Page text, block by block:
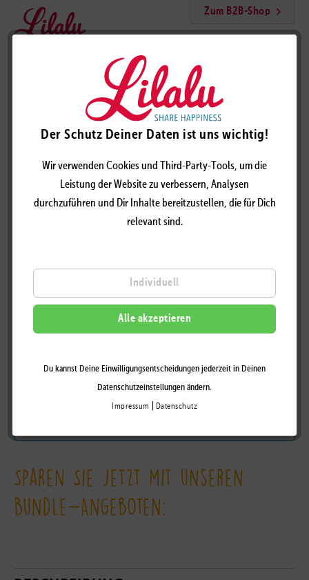
Zum B2B-Shop
Der Schutz Deiner Daten ist uns wichtig!
Wir verwenden Cookies und Third-Party-Tools, um die
Leistung der Website zu verbessern, Analysen
durchzuführen und Dir Inhalte bereitzustellen, die für Dich
relevant sind.
Individuell
Alle akzeptieren
Du kannst Deine Einwilligungsentscheidungen jederzeit in Deinen
Datenschutzeinstellungen ändern.
Impressum Datenschutz
Bayer Sparschwein, BIGGYS
BAYER SPARSCHWEIN, BIGGYS - DESIGN BY
Auf die Wunschliste
Sparen Sie jetzt mit unseren
Bundle-Angeboten: